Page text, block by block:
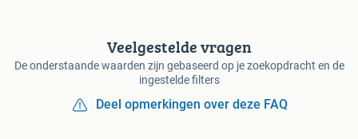
Veelgestelde vragen
De onderstaande waarden zijn gebaseerd op je zoekopdracht en de
ingestelde filters
Deel opmerkingen over deze FAQ